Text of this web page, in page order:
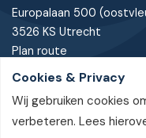
Cookies & Privacy
Wij gebruiken cookies
verbeteren. Lees
Europalaan 500
3526 KS Utrecht
Plan route
030 - 7370085
bureau@nvtz.nl